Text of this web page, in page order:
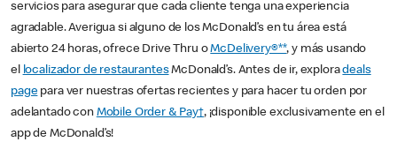
servicios para asegurar que cada cliente tenga una experiencia
agradable. Averigua si alguno de los McDonald’s en tu área está
abierto 24 horas, ofrece Drive Thru oMcDelivery®**, y más usando
el localizador de restaurantesMcDonald’s. Antes de ir, exploradeals
pagepara ver nuestras ofertas recientes y para hacer tu orden por
adelantado con Mobile Order & Pay†, ¡disponible exclusivamente en el
app de McDonald’s!